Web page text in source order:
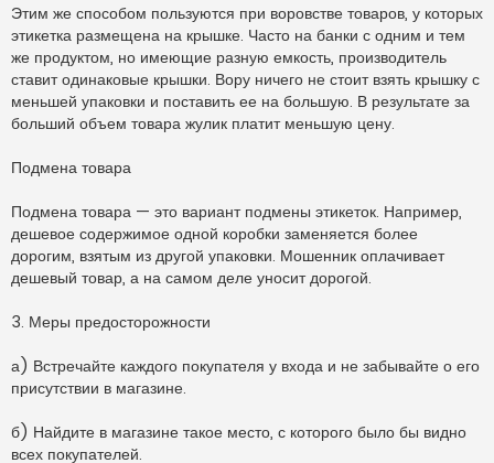
Этим же способом пользуются при воровстве товаров, у которых
этикетка размещена на крышке. Часто на банки с одним и тем
же продуктом, но имеющие разную емкость, производитель
ставит одинаковые крышки. Вору ничего не стоит взять крышку с
меньшей упаковки и поставить ее на большую. В результате за
больший объем товара жулик платит меньшую цену.
Подмена товара
Подмена товара — это вариант подмены этикеток. Например,
дешевое содержимое одной коробки заменяется более
дорогим, взятым из другой упаковки. Мошенник оплачивает
дешевый товар, а на самом деле уносит дорогой.
3. Меры предосторожности
а) Встречайте каждого покупателя у входа и не забывайте о его
присутствии в магазине.
б) Найдите в магазине такое место, с которого было бы видно
всех покупателей.